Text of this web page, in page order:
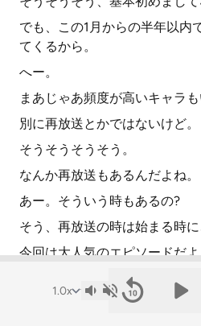
でも、この1月からの半年以内
てくるから。
へー。
まあじゃあ頻度が高いキャラも
別に再放送とかではないけど。
そうそうそうそう。
なんか再放送もあるんだよね。
あー。そういう時もあるの?
そう、再放送の時は始まる時に
今回は大人気のエピソードだ
あー、なるほどね。